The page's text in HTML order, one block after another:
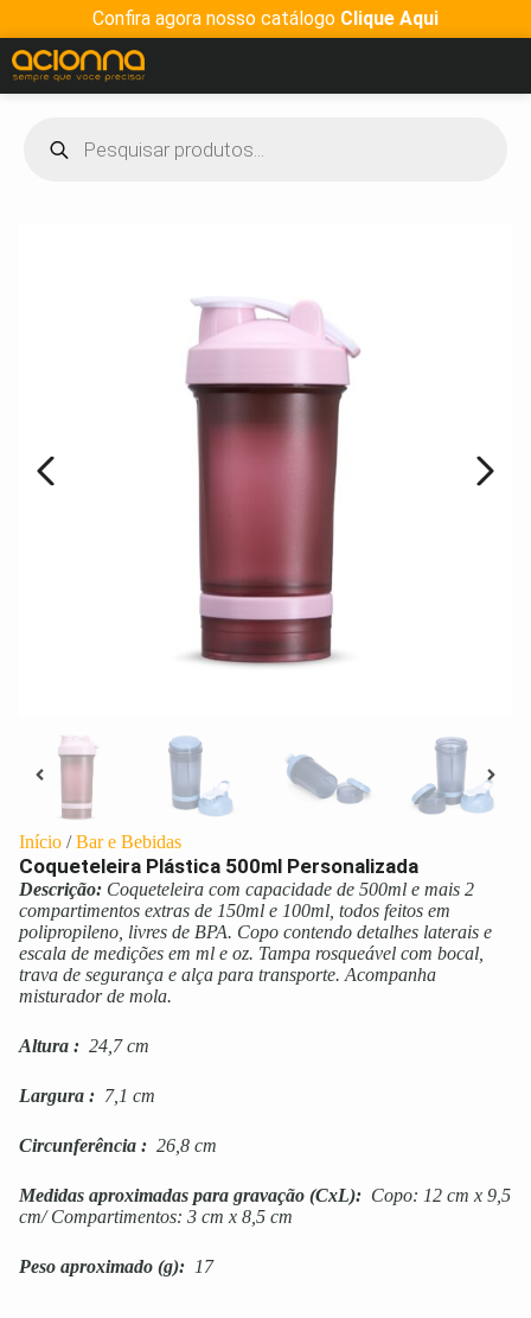
Confira agora nosso catálogo Clique Aqui
Início /Bar e Bebidas
Coqueteleira Plástica 500ml Personalizada
Descrição: Coqueteleira com capacidade de 500ml e mais 2
compartimentos extras de 150ml e 100ml, todos feitos em
polipropileno, livres de BPA. Copo contendo detalhes laterais e
escala de medições em ml e oz. Tampa rosqueável com bocal,
trava de segurança e alça para transporte. Acompanha
misturador de mola.
Altura : 24,7 cm
Largura : 7,1 cm
Circunferência : 26,8 cm
Medidas aproximadas para gravação (CxL): Copo: 12 cm x 9,5
cm/ Compartimentos: 3 cm x 8,5 cm
Peso aproximado (g): 17